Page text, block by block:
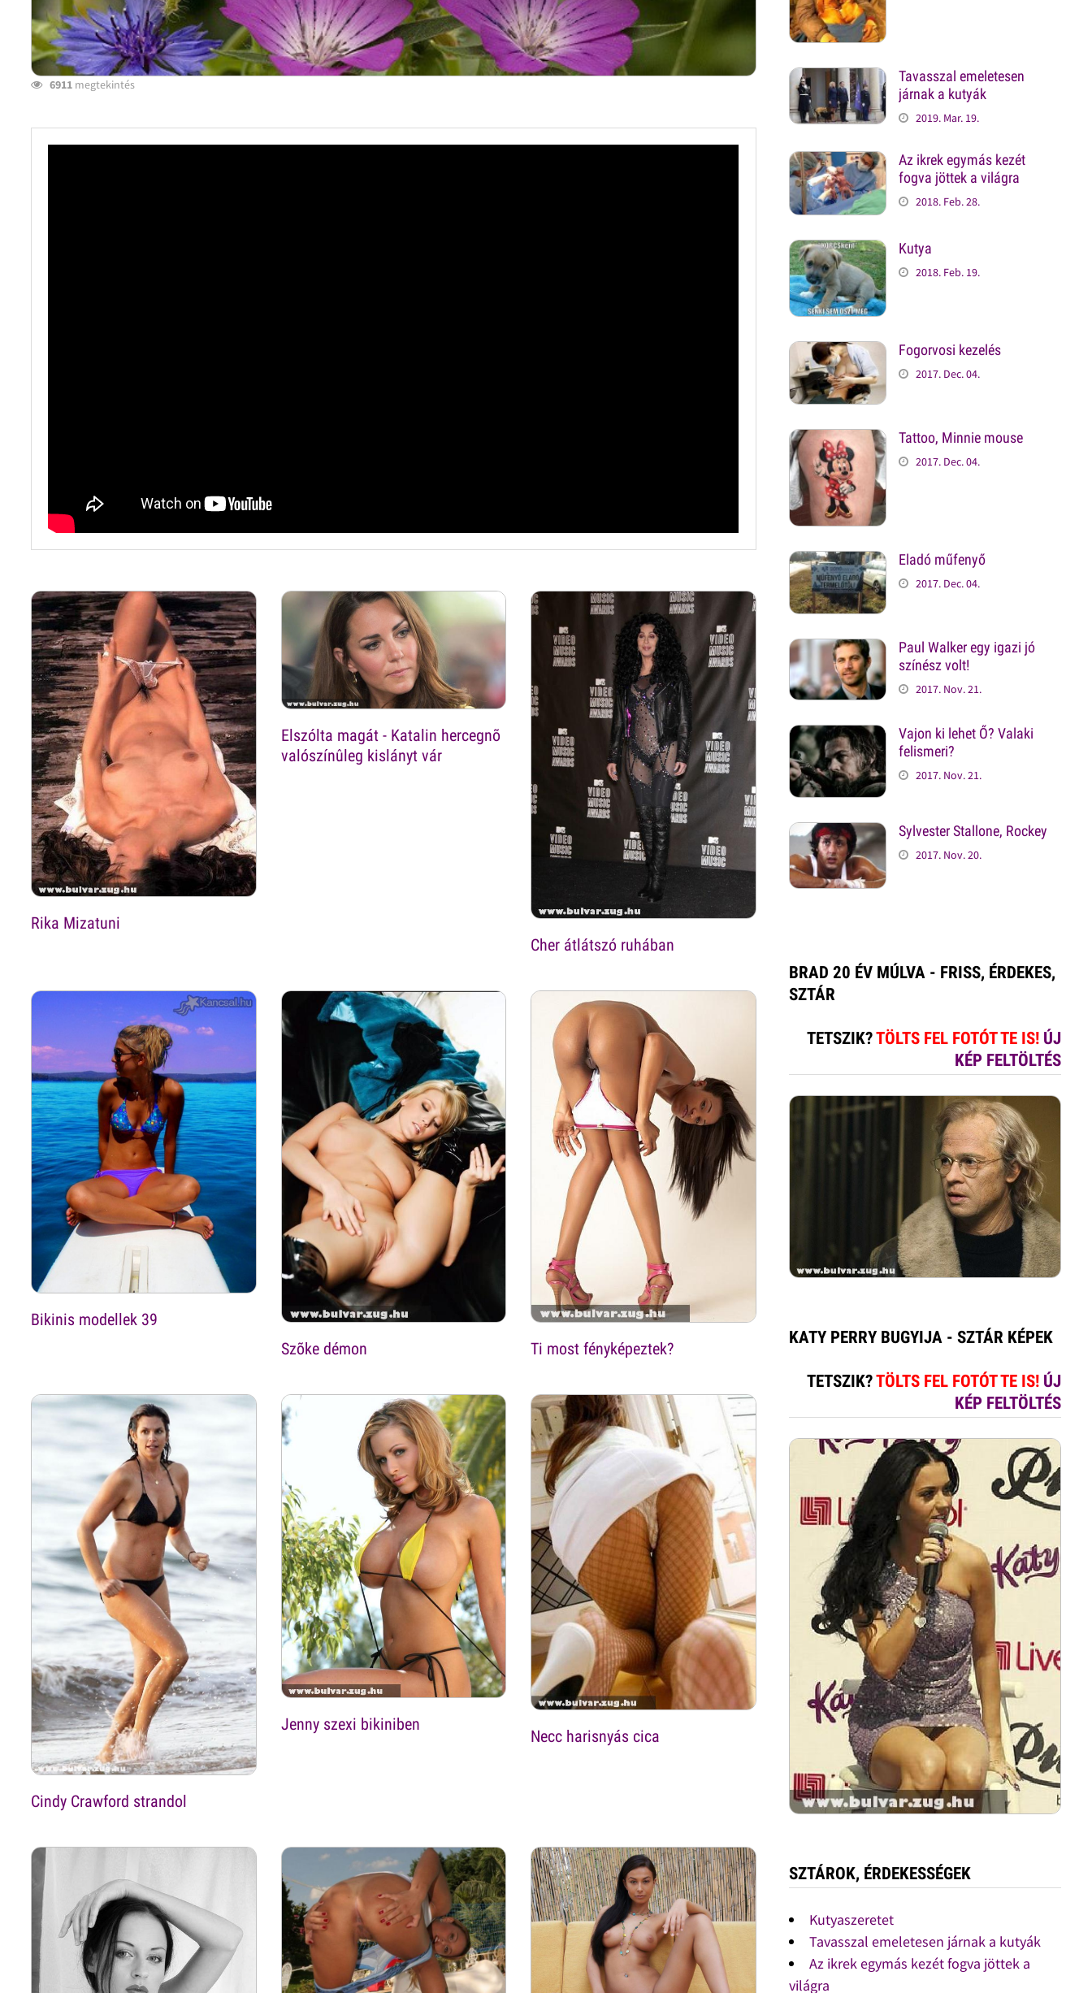
6911 megtekintés
Rika Mizatuni
Elszólta magát - Katalin hercegnõ
valószínûleg kislányt vár
Cher átlátszó ruhában
Bikinis modellek 39
Szõke démon
Ti most fényképeztek?
Cindy Crawford strandol
Jenny szexi bikiniben
Necc harisnyás cica
Tavasszal emeletesen
járnak a kutyák
2019. Mar. 19.
Az ikrek egymás kezét
fogva jöttek a világra
2018. Feb. 28.
Kutya
2018. Feb. 19.
Fogorvosi kezelés
2017. Dec. 04.
Tattoo, Minnie mouse
2017. Dec. 04.
Eladó műfenyő
2017. Dec. 04.
Paul Walker egy igazi jó
színész volt!
2017. Nov. 21.
Vajon ki lehet Ő? Valaki
felismeri?
2017. Nov. 21.
Sylvester Stallone, Rockey
2017. Nov. 20.
BRAD 20 ÉV MÚLVA - FRISS, ÉRDEKES,
SZTÁR
TETSZIK?TÖLTS FEL FOTÓT TE IS! ÚJ
KÉP FELTÖLTÉS
KATY PERRY BUGYIJA - SZTÁR KÉPEK
TETSZIK?TÖLTS FEL FOTÓT TE IS! ÚJ
KÉP FELTÖLTÉS
SZTÁROK, ÉRDEKESSÉGEK
Kutyaszeretet
Tavasszal emeletesen járnak a kutyák
Az ikrek egymás kezét fogva jöttek a
világra